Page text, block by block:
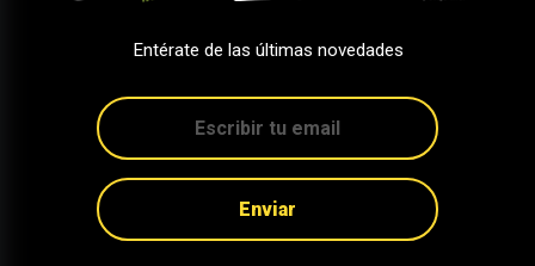
Entérate de las últimas novedades
Enviar